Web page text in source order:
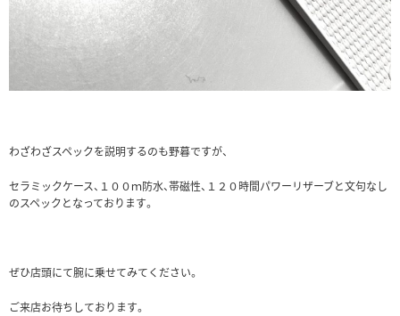
わざわざスペックを説明するのも野暮ですが、
セラミックケース、１００ｍ防水、帯磁性、１２０時間パワーリザーブと文句なし
のスペックとなっております。
ぜひ店頭にて腕に乗せてみてください。
ご来店お待ちしております。